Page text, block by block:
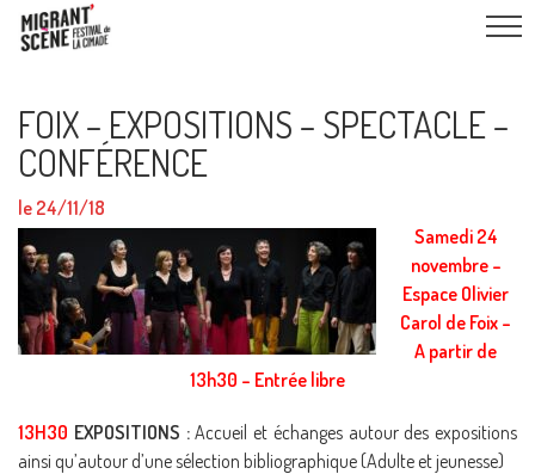
FOIX – EXPOSITIONS – SPECTACLE –
CONFÉRENCE
le 24/11/18
Samedi 24
novembre –
Espace Olivier
Carol de Foix –
A partir de
13h30 – Entrée libre
13H30 EXPOSITIONS :Accueil et échanges autour des expositions
ainsi qu’autour d’une sélection bibliographique (Adulte et jeunesse)